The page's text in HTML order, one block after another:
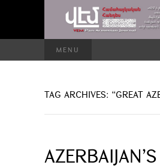
MENU
TAG ARCHIVES: “GREAT
AZERBAIJAN’S